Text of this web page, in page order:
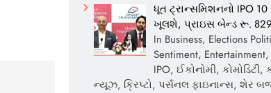
ધૂત ટ્રાન્સમિશનનો IPO
ખૂલશે, પ્રાઇસ બેન્ડ રૂ.
In Business, Elections
Sentiment, Entertainment,
IPO, ઈકોનોમી, કોમોડિટી,
ન્યૂઝ, ક્રિપ્ટો, પર્સનલ ફાઇનાન્સ, શેર